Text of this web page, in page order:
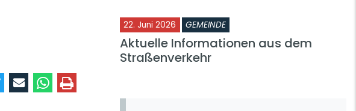
22. Juni 2026 GEMEINDE
Aktuelle Informationen aus dem
Straßenverkehr